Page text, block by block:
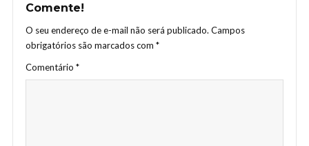
Comente!
O seu endereço de e-mail não será publicado. Campos
obrigatórios são marcados com *
Comentário *